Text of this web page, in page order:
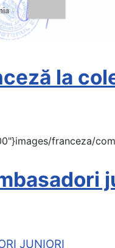
la
franceza/
JUNIORI